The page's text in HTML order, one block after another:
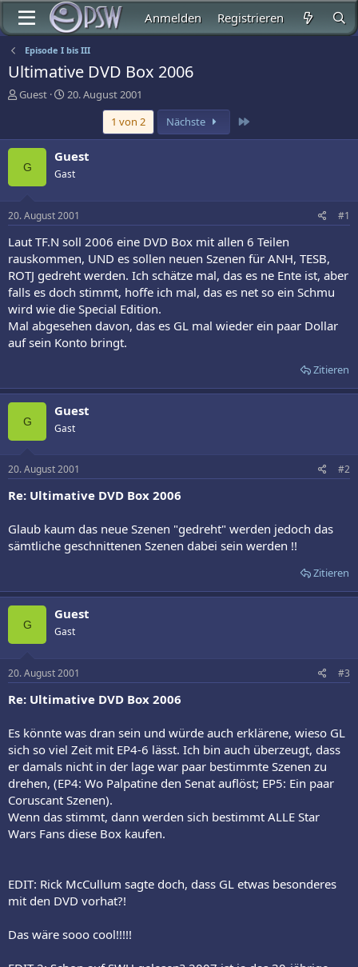
Anmelden Registrieren
Episode I bis III
Ultimative DVD Box 2006
E
t
e
Guest
E
t
e
l
l
a
m
20. August 2001
1 von 2
Nächste
G
Guest
Gast
20. August 2001 #1
Laut TF.N soll 2006 eine DVD Box mit allen 6 Teilen
rauskommen, UND es sollen neuen Szenen für ANH, TESB,
ROTJ gedreht werden. Ich schätze mal, das es ne Ente ist, aber
falls es doch stimmt, hoffe ich mal, das es net so ein Schmu
wird wie die Special Edition.
Mal abgesehen davon, das es GL mal wieder ein paar Dollar
auf sein Konto bringt.
Zitieren
G
Guest
Gast
20. August 2001 #2
Re: Ultimative DVD Box 2006
Glaub kaum das neue Szenen "gedreht" werden jedoch das
sämtliche geschnittenen Szenen dabei sein werden !!
Zitieren
G
Guest
Gast
20. August 2001 #3
Re: Ultimative DVD Box 2006
Es könnte was dran sein und würde auch erklärene, wieso GL
sich so viel Zeit mit EP4-6 lässt. Ich bin auch überzeugt, dass
er damals nicht in der lage war paar bestimmte Szenen zu
drehen, (EP4: Wo Palpatine den Senat auflöst; EP5: Ein paar
Coruscant Szenen).
Wenn das stimmt, dann werden sich bestimmt ALLE Star
Wars Fans diese Box kaufen.
EDIT: Rick McCullum sagte doch, dass GL etwas besonderes
mit den DVD vorhat?!
Das wäre sooo cool!!!!!